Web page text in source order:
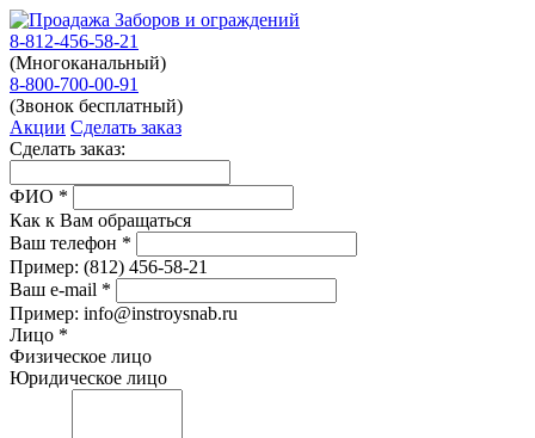
8-812-456-58-21
(Многоканальный)
8-800-700-00-91
(Звонок бесплатный)
Акции Сделать заказ
Сделать заказ:
ФИО *
Как к Вам обращаться
Ваш телефон *
Пример: (812) 456-58-21
Ваш e-mail *
Пример: info@instroysnab.ru
Лицо *
Физическое лицо
Юридическое лицо